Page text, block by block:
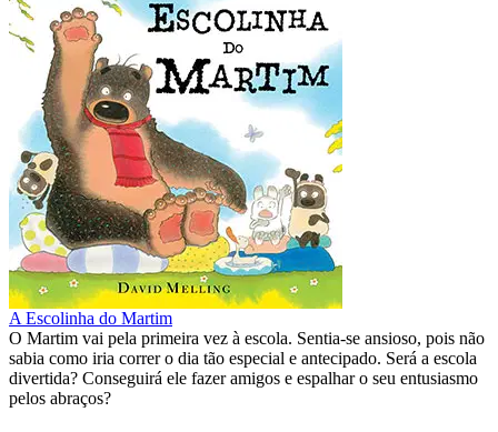
A Escolinha do Martim
O Martim vai pela primeira vez à escola. Sentia-se ansioso, pois não
sabia como iria correr o dia tão especial e antecipado. Será a escola
divertida? Conseguirá ele fazer amigos e espalhar o seu entusiasmo
pelos abraços?